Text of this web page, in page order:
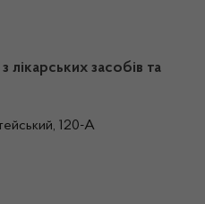
засобів та
120-А